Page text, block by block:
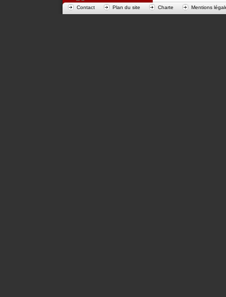
Contact Plan du site Charte Mentions